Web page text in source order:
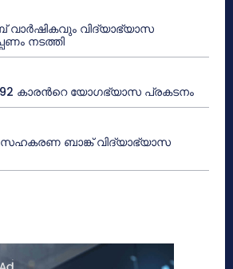
വാർഷികവും വിദ്യാഭ്യാസ
നടത്തി
92 കാരൻറെ യോഗഭ്യാസ പ്രകടനം
ബാങ്ക് വിദ്യാഭ്യാസ